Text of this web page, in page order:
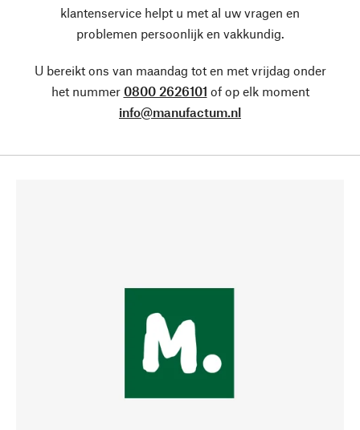
klantenservice helpt u met al uw vragen en
problemen persoonlijk en vakkundig.
U bereikt ons van maandag tot en met vrijdag onder
het nummer 0800 2626101 of op elk moment
info@manufactum.nl